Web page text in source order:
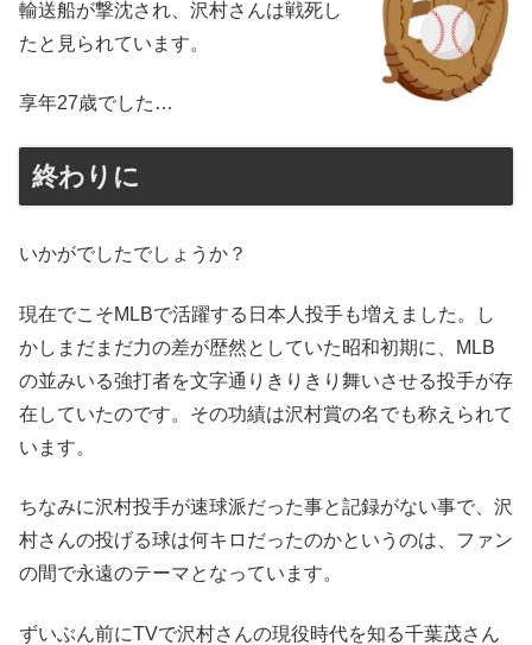
輸送船が撃沈され、沢村さんは戦死し
たと見られています。
享年27歳でした…
終わりに
いかがでしたでしょうか？
現在でこそMLBで活躍する日本人投手も増えました。し
かしまだまだ力の差が歴然としていた昭和初期に、MLB
の並みいる強打者を文字通りきりきり舞いさせる投手が存
在していたのです。その功績は沢村賞の名でも称えられて
います。
ちなみに沢村投手が速球派だった事と記録がない事で、沢
村さんの投げる球は何キロだったのかというのは、ファン
の間で永遠のテーマとなっています。
ずいぶん前にTVで沢村さんの現役時代を知る千葉茂さん